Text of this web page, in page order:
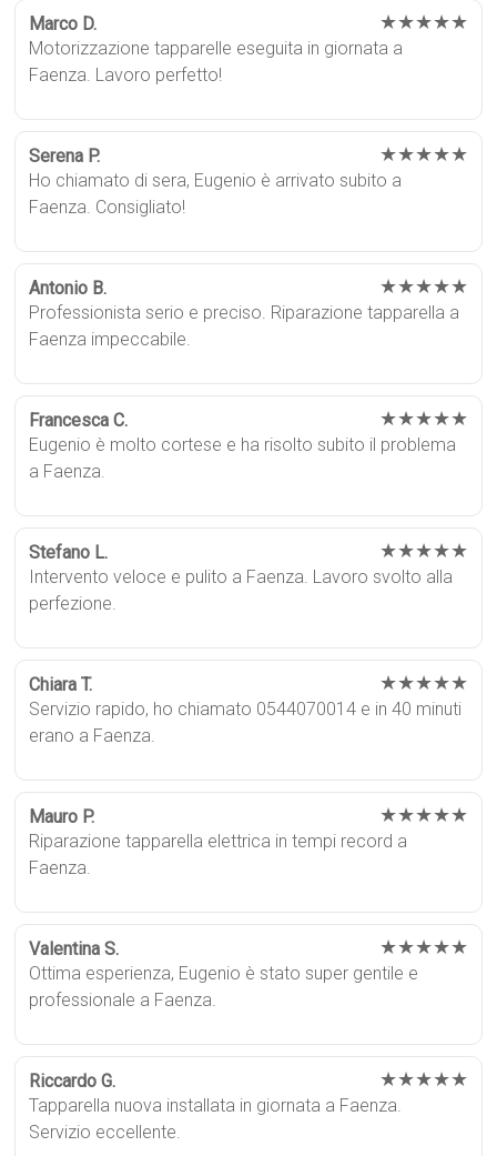
Marco D. ★★★★★
Motorizzazione tapparelle eseguita in giornata a
Faenza. Lavoro perfetto!
Serena P. ★★★★★
Ho chiamato di sera, Eugenio è arrivato subito a
Faenza. Consigliato!
Antonio B. ★★★★★
Professionista serio e preciso. Riparazione tapparella a
Faenza impeccabile.
Francesca C. ★★★★★
Eugenio è molto cortese e ha risolto subito il problema
a Faenza.
Stefano L. ★★★★★
Intervento veloce e pulito a Faenza. Lavoro svolto alla
perfezione.
Chiara T. ★★★★★
Servizio rapido, ho chiamato 0544070014 e in 40 minuti
erano a Faenza.
Mauro P. ★★★★★
Riparazione tapparella elettrica in tempi record a
Faenza.
Valentina S. ★★★★★
Ottima esperienza, Eugenio è stato super gentile e
professionale a Faenza.
Riccardo G. ★★★★★
Tapparella nuova installata in giornata a Faenza.
Servizio eccellente.